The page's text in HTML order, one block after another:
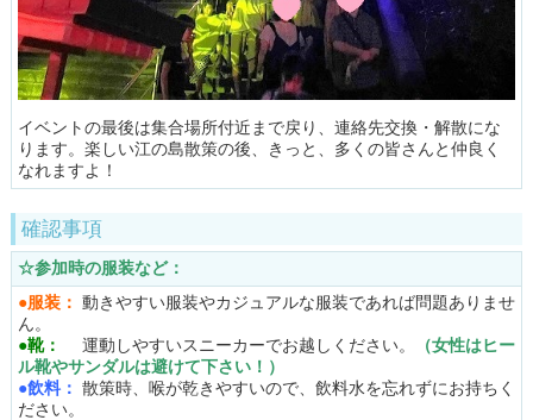
イベントの最後は集合場所付近まで戻り、連絡先交換・解散にな
ります。楽しい江の島散策の後、きっと、多くの皆さんと仲良く
なれますよ！
確認事項
☆参加時の服装など：
●服装： 動きやすい服装やカジュアルな服装であれば問題ありませ
ん。
●靴：
運動しやすいスニーカーでお越しください。
（女性はヒー
ル靴やサンダルは避けて下さい！）
●飲料： 散策時、喉が乾きやすいので、飲料水を忘れずにお持ちく
ださい。